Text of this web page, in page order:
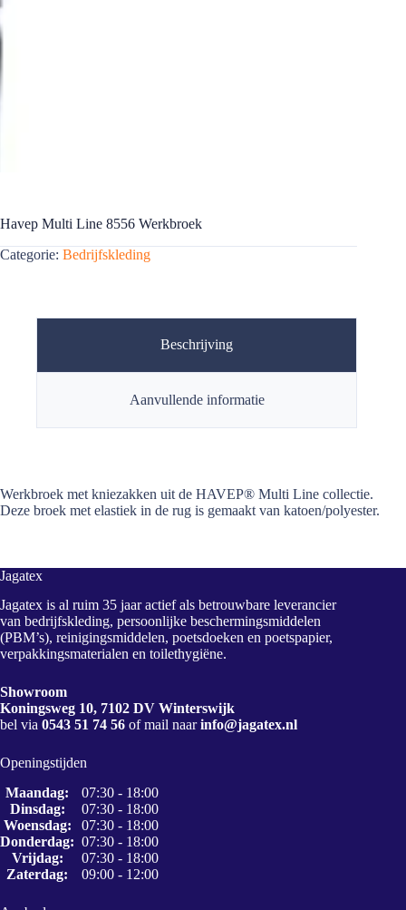
Havep Multi Line 8556 Werkbroek
Categorie: Bedrijfskleding
Beschrijving
Aanvullende informatie
Werkbroek met kniezakken uit de HAVEP® Multi Line collectie.
Deze broek met elastiek in de rug is gemaakt van katoen/polyester.
Jagatex
Jagatex is al ruim 35 jaar actief als betrouwbare leverancier
van bedrijfskleding, persoonlijke beschermingsmiddelen
(PBM’s), reinigingsmiddelen, poetsdoeken en poetspapier,
verpakkingsmaterialen en toilethygiëne.
Showroom
Koningsweg 10, 7102 DV Winterswijk
bel via 0543 51 74 56 of mail naarinfo@jagatex.nl
Openingstijden
Maandag:
07:30 - 18:00
Dinsdag:
07:30 - 18:00
Woensdag:
07:30 - 18:00
Donderdag: 07:30 - 18:00
Vrijdag:
07:30 - 18:00
Zaterdag:
09:00 - 12:00